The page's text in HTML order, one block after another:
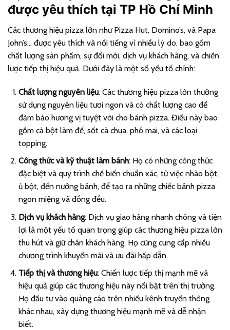
được yêu thích tại TP Hồ Chí Minh
Các thương hiệu pizza lớn như Pizza Hut, Domino’s, và Papa
John’s… được yêu thích và nổi tiếng vì nhiều lý do, bao gồm
chất lượng sản phẩm, sự đổi mới, dịch vụ khách hàng, và chiến
lược tiếp thị hiệu quả. Dưới đây là một số yếu tố chính:
Chất lượng nguyên liệu: Các thương hiệu pizza lớn thường
sử dụng nguyên liệu tươi ngon và có chất lượng cao để
đảm bảo hương vị tuyệt vời cho bánh pizza. Điều này bao
gồm cả bột làm đế, sốt cà chua, phô mai, và các loại
topping.
Công thức và kỹ thuật làm bánh: Họ có những công thức
đặc biệt và quy trình chế biến chuẩn xác, từ việc nhào bột,
ủ bột, đến nướng bánh, để tạo ra những chiếc bánh pizza
ngon miệng và đồng đều.
Dịch vụ khách hàng: Dịch vụ giao hàng nhanh chóng và tiện
lợi là một yếu tố quan trọng giúp các thương hiệu pizza lớn
thu hút và giữ chân khách hàng. Họ cũng cung cấp nhiều
chương trình khuyến mãi và ưu đãi hấp dẫn.
Tiếp thị và thương hiệu: Chiến lược tiếp thị mạnh mẽ và
hiệu quả giúp các thương hiệu này nổi bật trên thị trường.
Họ đầu tư vào quảng cáo trên nhiều kênh truyền thông
khác nhau, xây dựng thương hiệu mạnh mẽ và dễ nhận
biết.